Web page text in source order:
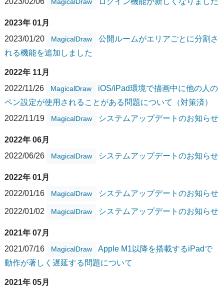
2023年 01月
2023/01/20
MagicalDraw
公開ルームがエリアごとに分割さ
れる機能を追加しました
2022年 11月
2022/11/26
MagicalDraw
iOS/iPad環境で描画中に他の人の
ペン設定が使用されることがある問題について（対策済）
2022/11/19
MagicalDraw システムアップデートのお知らせ
2022年 06月
2022/06/26
MagicalDraw システムアップデートのお知らせ
2022年 01月
2022/01/16
MagicalDraw システムアップデートのお知らせ
2022/01/02 MagicalDraw システムアップデートのお知らせ
2021年 07月
2021/07/16
MagicalDraw
Apple M1以降を搭載するiPadで
動作が著しく遅延する問題について
2021年 05月